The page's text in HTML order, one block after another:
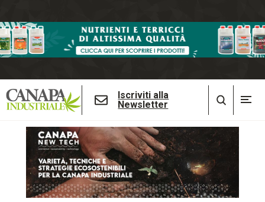
Iscriviti alla
Newsletter